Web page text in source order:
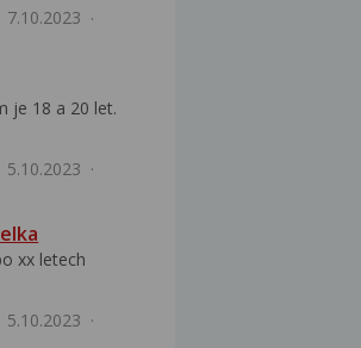
7.10.2023
je 18 a 20 let.
5.10.2023
xx letech
5.10.2023